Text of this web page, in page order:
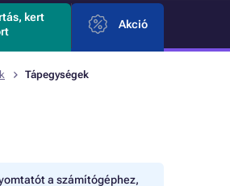
kert
Akció
Tápegységek
a számítógéphez,